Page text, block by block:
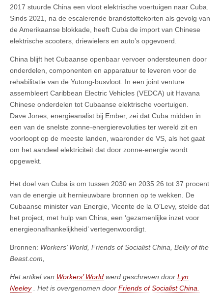
2017 stuurde China een vloot elektrische voertuigen naar Cuba.
Sinds 2021, na de escalerende brandstoftekorten als gevolg van
de Amerikaanse blokkade, heeft Cuba de import van Chinese
elektrische scooters, driewielers en auto’s opgevoerd.
China blijft het Cubaanse openbaar vervoer ondersteunen door
onderdelen, componenten en apparatuur te leveren voor de
rehabilitatie van de Yutong-busvloot. In een joint venture
assembleert Caribbean Electric Vehicles (VEDCA) uit Havana
Chinese onderdelen tot Cubaanse elektrische voertuigen.
Dave Jones, energieanalist bij Ember, zei dat Cuba midden in
een van de snelste zonne-energierevoluties ter wereld zit en
voorloopt op de meeste landen, waaronder de VS, als het gaat
om het aandeel elektriciteit dat door zonne-energie wordt
opgewekt.
Het doel van Cuba is om tussen 2030 en 2035 26 tot 37 procent
van de energie uit hernieuwbare bronnen op te wekken. De
Cubaanse minister van Energie, Vicente de la O’Levy, stelde dat
het project, met hulp van China, een ‘gezamenlijke inzet voor
energieonafhankelijkheid’ vertegenwoordigt.
Bronnen: Workers’ World, Friends of Socialist China, Belly of the
Beast.com,
Het artikel van Workers’ World werd geschreven door Lyn
Neeley. Het is overgenomen door Friends of Socialist China.